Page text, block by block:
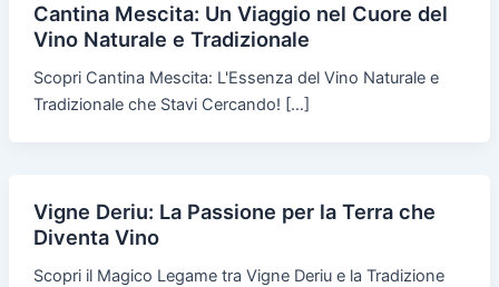
Cantina Mescita: Un Viaggio nel Cuore del
Vino Naturale e Tradizionale
Scopri Cantina Mescita: L'Essenza del Vino Naturale e
Tradizionale che Stavi Cercando! […]
Vigne Deriu: La Passione per la Terra che
Diventa Vino
Scopri il Magico Legame tra Vigne Deriu e la Tradizione